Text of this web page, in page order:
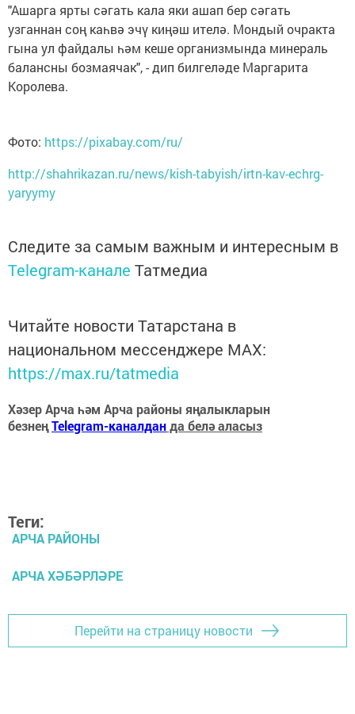
"Ашарга ярты сәгать кала яки ашап бер сәгать
узганнан соң каһвә эчү киңәш ителә. Мондый очракта
гына ул файдалы һәм кеше организмында минераль
балансны бозмаячак", - дип билгеләде Маргарита
Королева.
Фото: https://pixabay.com/ru/
http://shahrikazan.ru/news/kish-tabyish/irtn-kav-echrg-
yaryymy
Следите за самым важным и интересным в
Telegram-канале Татмедиа
Читайте новости Татарстана в
национальном мессенджере MАХ:
https://max.ru/tatmedia
Хәзер Арча һәм Арча районы яңалыкларын
безнеңTelegram-каналданда белә аласыз
Теги:
АРЧА РАЙОНЫ
АРЧА ХӘБӘРЛӘРЕ
Перейти на страницу новости